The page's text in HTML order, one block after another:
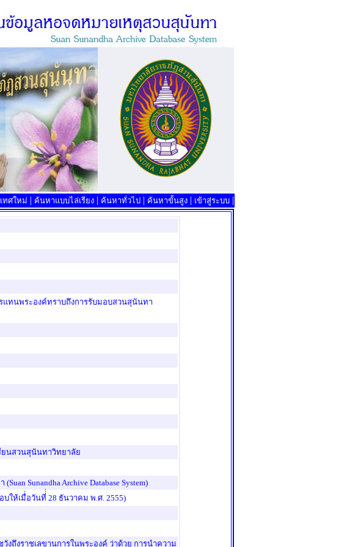
ทศใหม่ | ค้นหาแบบไล่เรียง | ค้นหาทั่วไป | ค้นหาขั้นสูง | เข้าสู่ระบบ |
แทนพระองค์ทราบถึงการรับมอบสวนสุนันทา
ยนสวนสุนันทาวิทยาลัย
Sunandha Archive Database System)
บให้เมื่่อวันที่่่ 28 ธันวาคม พ.ศ. 2555)
งถึงราชเลขานุการในพระองค์ ว่าด้วย การนำความ